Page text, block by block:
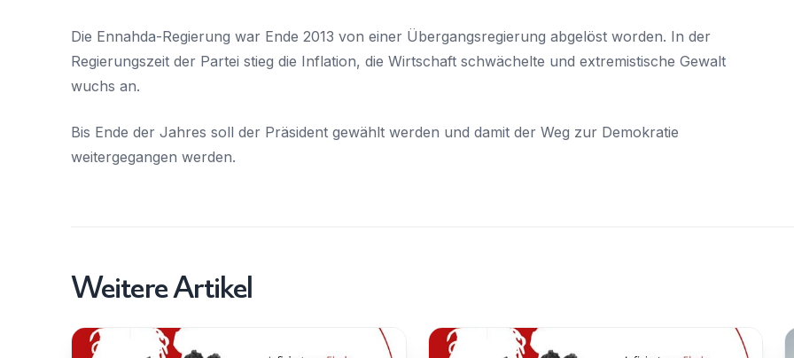
Die Ennahda-Regierung war Ende 2013 von einer Übergangsregierung abgelöst worden. In der
Regierungszeit der Partei stieg die Inflation, die Wirtschaft schwächelte und extremistische Gewalt
wuchs an.
Bis Ende der Jahres soll der Präsident gewählt werden und damit der Weg zur Demokratie
weitergegangen werden.
Weitere Artikel